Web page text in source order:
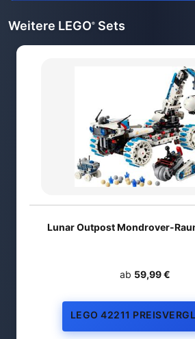
Weitere LEGO® Sets
Lunar Outpost Mondrover-
ab 59,99 €
LEGO 42211